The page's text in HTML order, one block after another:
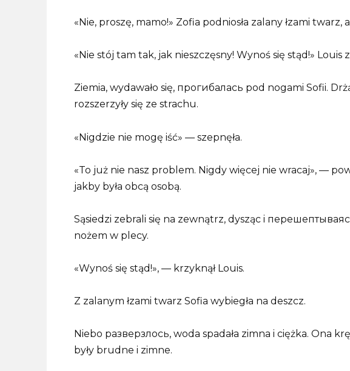
«Nie, proszę, mamo!» Zofia podniosła zalany łzami
«Nie stój tam tak, jak nieszczęsny! Wynoś się stąd!» Louis
Ziemia, wydawało się, прогибалась pod nogami Sofii.
rozszerzyły się ze strachu.
«Nigdzie nie mogę iść» — szepnęła.
«To już nie nasz problem. Nigdy więcej nie wracaj», —
jakby była obcą osobą.
Sąsiedzi zebrali się na zewnątrz, dysząc i
nożem w plecy.
«Wynoś się stąd!», — krzyknął Louis.
Z zalanym łzami twarz Sofia wybiegła na deszcz.
Niebo разверзлось, woda spadała zimna i ciężka. Ona
były brudne i zimne.